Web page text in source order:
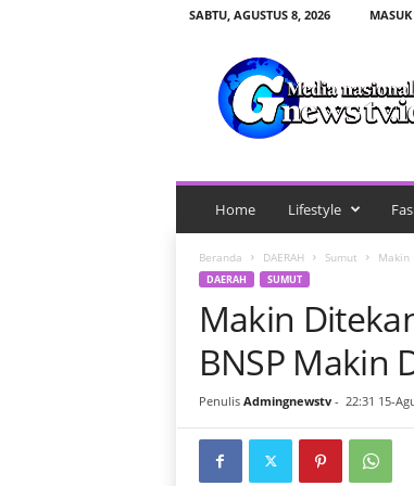
SABTU, AGUSTUS 8, 2026
v
i
Home Lifestyle
Beranda DAERAH Sumut Makin
DAERAH SUMUT
Makin
BNSP Makin
Penulis Admingnewstv- 22:31 15-